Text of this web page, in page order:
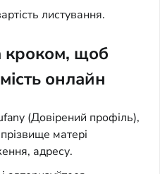
листування.
кроком, щоб
онлайн
(Довірений профіль),
матері
адресу.